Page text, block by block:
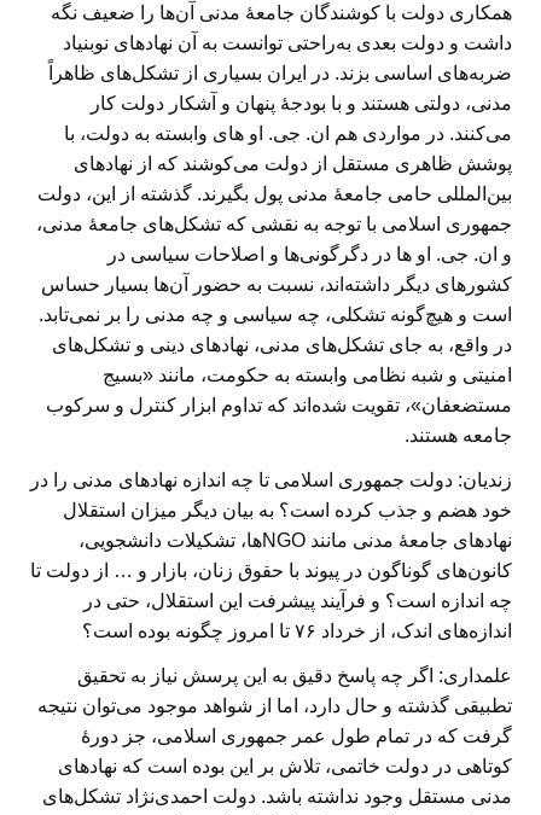
همکاری دولت با کوشندگان جامعهٔ مدنی آن‌ها را ضعیف نگه
داشت و دولت بعدی به‌راحتی توانست به آن نهادهای نوبنیاد
ضربه‌های اساسی بزند. در ایران بسیاری از تشکل‌های ظاهراً
مدنی، دولتی هستند و با بودجهٔ پنهان و آشکار دولت کار
می‌کنند. در مواردی هم ان. جی. او های وابسته به دولت، با
پوشش ظاهری مستقل از دولت می‌کوشند که از نهادهای
بین‌المللی حامی جامعهٔ مدنی پول بگیرند. گذشته از این، دولت
جمهوری اسلامی با توجه به نقشی که تشکل‌های جامعهٔ مدنی،
و ان. جی. او ها در دگرگونی‌ها و اصلاحات سیاسی در
کشورهای دیگر داشته‌اند، نسبت به حضور آن‌ها بسیار حساس
است و هیچ‌گونه تشکلی، چه سیاسی و چه مدنی را بر نمی‌تابد.
در واقع، به جای تشکل‌های مدنی، نهادهای دینی و تشکل‌های
امنیتی و شبه نظامی وابسته به حکومت، مانند «بسیج
مستضعفان»، تقویت شده‌اند که تداوم ابزار کنترل و سرکوب
جامعه هستند.
زندیان: دولت جمهوری اسلامی تا چه اندازه نهادهای مدنی را در
خود هضم و جذب کرده است؟ به بیان دیگر میزان استقلال
نهادهای جامعهٔ مدنی مانند NGOها، تشکیلات دانشجویی،
کانون‌های گوناگون در پیوند با حقوق زنان، بازار و … از دولت تا
چه اندازه است؟ و فرآیند پیشرفت این استقلال، حتی در
اندازه‌های اندک، از خرداد ۷۶ تا امروز چگونه بوده است؟
علمداری: اگر چه پاسخ دقیق به این پرسش نیاز به تحقیق
تطبیقی گذشته و حال دارد، اما از شواهد موجود می‌توان نتیجه
گرفت که در تمام طول عمر جمهوری اسلامی، جز دورهٔ
کوتاهی در دولت خاتمی، تلاش بر این بوده است که نهادهای
مدنی مستقل وجود نداشته باشد. دولت احمدی‌نژاد تشکل‌های